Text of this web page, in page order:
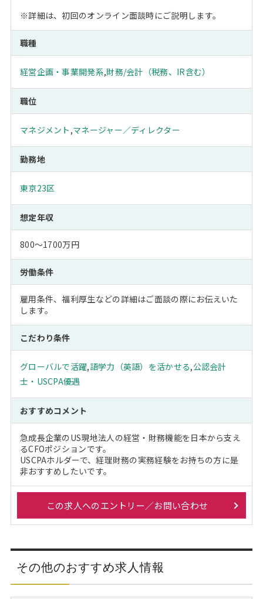
※詳細は、初回のオンライン面談時にご説明します。
職種
経営企画・事業開発系,財務/会計（税務、IR含む）
職位
マネジメント ,マネージャー／ディレクター
勤務地
東京23区
想定年収
800～1700万円
労働条件
雇用条件、福利厚生などの詳細はご面談の際にお伝えいた
します。
こだわり条件
グローバルで活躍,語学力（英語）を活かせる,公認会計
士・USCPA優遇
おすすめコメント
急成長企業のUS現地法人の経営・財務機能を日本から支え
るCFOポジションです。
USCPAホルダーで、経理財務の実務経験をお持ちの方に是
非おすすめしたいです。
この求人へのエントリー／お問い合わせ
その他のおすすめ求人情報